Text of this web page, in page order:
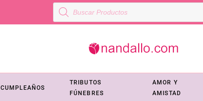
Búsqueda
productos
CUMPLEAÑOS
TRIBUTOS
FÚNEBRES
AMOR Y
AMISTAD